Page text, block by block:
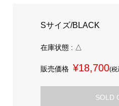
Sサイズ/BLACK
在庫状態 : △
販売価格 ¥18,700(税
SOLD